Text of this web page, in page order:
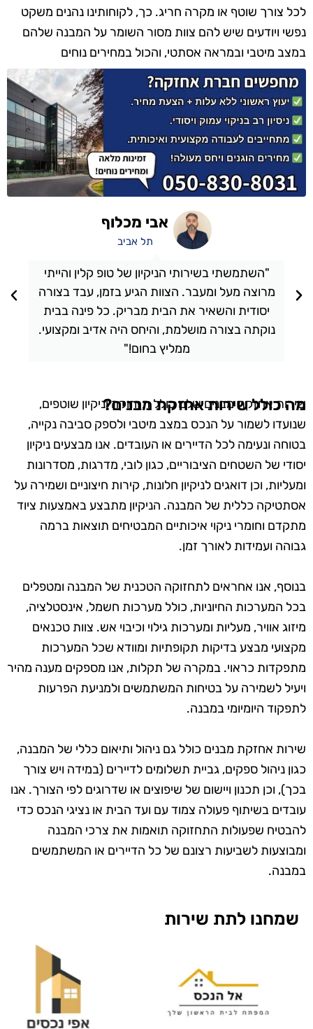
לכל צורך שוטף או מקרה חריג. כך, לקוחותינו נהנים משקט
נפשי ויודעים שיש להם צוות מסור השומר על המבנה שלהם
במצב מיטבי ובמראה אסתטי, והכול במחירים נוחים
ותחרותיים.
"השתמשתי בשירותי הניקיון של טופ קלין והייתי
מרוצה מעל ומעבר. הצוות הגיע בזמן, עבד בצורה
יסודית והשאיר את הבית מבריק. כל פינה בבית
נוקתה בצורה מושלמת, והיחס היה אדיב ומקצועי.
ממליץ בחום!"
אבי מכלוף
תל אביב
מה כולל שירות אחזקת מבנים?
שירות אחזקת מבנים שלנו כולל תחזוקה וניקיון שוטפים,
שנועדו לשמור על הנכס במצב מיטבי ולספק סביבה נקייה,
בטוחה ונעימה לכל הדיירים או העובדים. אנו מבצעים ניקיון
יסודי של השטחים הציבוריים, כגון לובי, מדרגות, מסדרונות
ומעליות, וכן דואגים לניקיון חלונות, קירות חיצוניים ושמירה על
אסתטיקה כללית של המבנה. הניקיון מתבצע באמצעות ציוד
מתקדם וחומרי ניקוי איכותיים המבטיחים תוצאות ברמה
גבוהה ועמידות לאורך זמן.
בנוסף, אנו אחראים לתחזוקה הטכנית של המבנה ומטפלים
בכל המערכות החיוניות, כולל מערכות חשמל, אינסטלציה,
מיזוג אוויר, מעליות ומערכות גילוי וכיבוי אש. צוות טכנאים
מקצועי מבצע בדיקות תקופתיות ומוודא שכל המערכות
מתפקדות כראוי. במקרה של תקלות, אנו מספקים מענה מהיר
ויעיל לשמירה על בטיחות המשתמשים ולמניעת הפרעות
לתפקוד היומיומי במבנה.
שירות אחזקת מבנים כולל גם ניהול ותיאום כללי של המבנה,
כגון ניהול ספקים, גביית תשלומים לדיירים (במידה ויש צורך
בכך), וכן תכנון ויישום של שיפוצים או שדרוגים לפי הצורך. אנו
עובדים בשיתוף פעולה צמוד עם ועד הבית או נציגי הנכס כדי
להבטיח שפעולות התחזוקה תואמות את צרכי המבנה
ומבוצעות לשביעות רצונם של כל הדיירים או המשתמשים
במבנה.
שמחנו לתת שירות